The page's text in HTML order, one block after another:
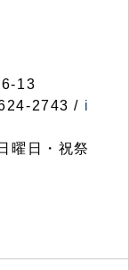
13
2743 / i
曜日・祝祭